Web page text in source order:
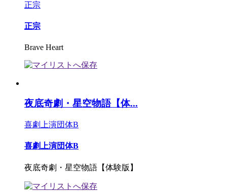
正宗
正宗
Brave Heart
夜底奇劇・星空物語【体...
喜劇上演団体B
喜劇上演団体B
夜底奇劇・星空物語【体験版】